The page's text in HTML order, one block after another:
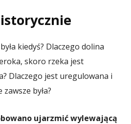
kiedyś? Dlaczego dolina
skoro rzeka jest
Dlaczego jest uregulowana i
była?
ujarzmić wylewającą